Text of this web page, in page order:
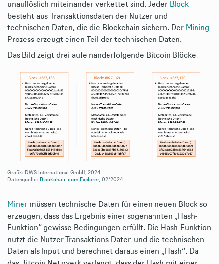
unauflöslich miteinander verkettet sind. Jeder Block
besteht aus Transaktionsdaten der Nutzer und
technischen Daten, die die Blockchain sichern. Der Mining
Prozess erzeugt einen Teil der technischen Daten.
Das Bild zeigt drei aufeinanderfolgende Bitcoin Blöcke.
Grafik: DWS International GmbH, 2024
Datenquelle: Blockchain.com Explorer, 02/2024
Miner müssen technische Daten für einen neuen Block so
erzeugen, dass das Ergebnis einer sogenannten „Hash-
Funktion“ gewisse Bedingungen erfüllt. Die Hash-Funktion
nutzt die Nutzer-Transaktions-Daten und die technischen
Daten als Input und berechnet daraus einen „Hash“. Da